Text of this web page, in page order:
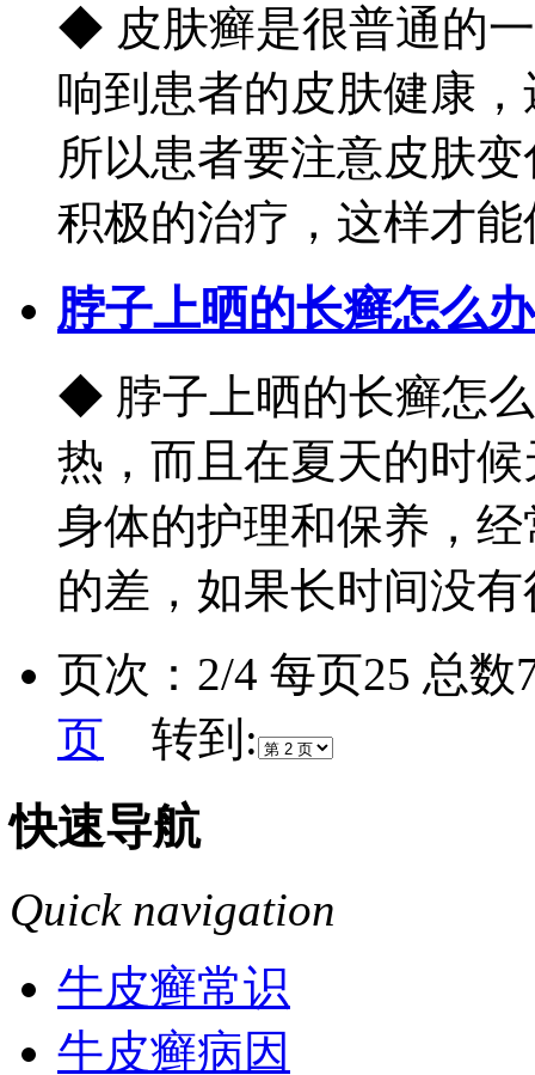
◆ 皮肤癣是很普通的
响到患者的皮肤健康
所以患者要注意皮肤
积极的治疗，这样才能
脖子上晒的长癣怎么办
◆ 脖子上晒的长癣怎
热，而且在夏天的时
身体的护理和保养，
的差，如果长时间没有
页次：2/4 每页25 总
页 转到:
快速导航
Quick navigation
牛皮癣常识
牛皮癣病因